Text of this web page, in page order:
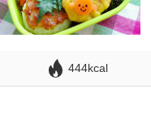
444kcal